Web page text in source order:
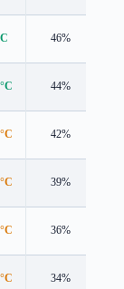
46%
44%
42%
39%
36%
34%